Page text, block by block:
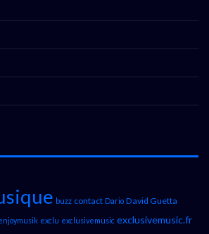
buzz contact Dario David Guetta
exclu exclusivemusic exclusivemusic.fr